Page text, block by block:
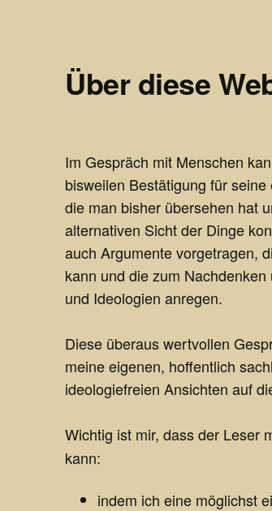
Über diese
Im Gespräch mit Menschen
bisweilen Bestätigung für
die man bisher übersehen hat
alternativen Sicht der Dinge
auch Argumente vorgetragen,
kann und die zum
und Ideologien anregen.
Diese überaus wertvollen
meine eigenen, hoffentlich
ideologiefreien Ansichten auf
Wichtig ist mir, dass der Leser
kann:
indem ich eine möglichst